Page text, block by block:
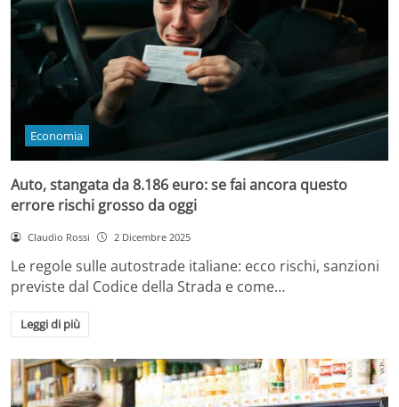
Economia
Auto, stangata da 8.186 euro: se fai ancora questo
errore rischi grosso da oggi
Claudio Rossi 2 Dicembre 2025
Le regole sulle autostrade italiane: ecco rischi, sanzioni
previste dal Codice della Strada e come…
Leggi di più